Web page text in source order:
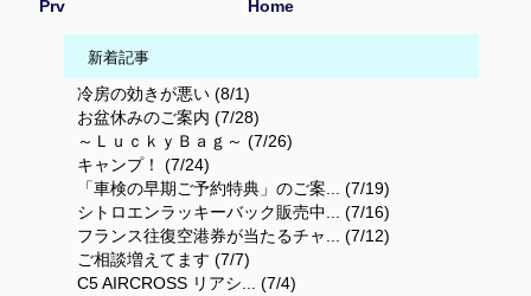
Prv Home
新着記事
冷房の効きが悪い (8/1)
お盆休みのご案内 (7/28)
～ＬｕｃｋｙＢａｇ～ (7/26)
キャンプ！ (7/24)
「車検の早期ご予約特典」のご案... (7/19)
シトロエンラッキーバック販売中... (7/16)
フランス往復空港券が当たるチャ... (7/12)
ご相談増えてます (7/7)
C5 AIRCROSS リアシ... (7/4)